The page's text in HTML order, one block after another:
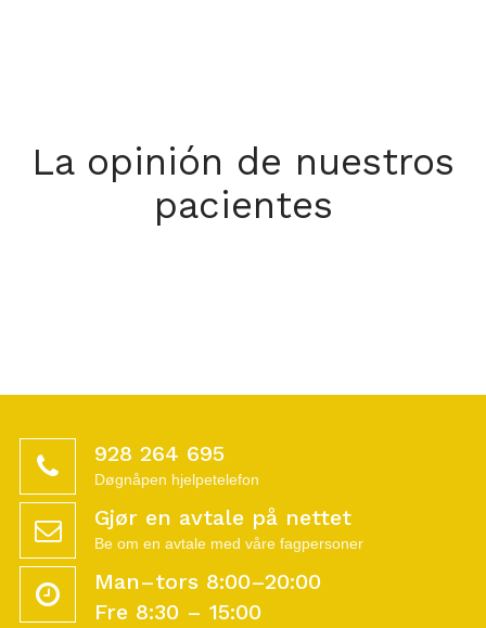
La opinión de nuestros
pacientes
928 264 695
Døgnåpen hjelpetelefon
Gjør en avtale på nettet
Be om en avtale med våre fagpersoner
Man–tors 8:00–20:00
Fre 8:30 – 15:00